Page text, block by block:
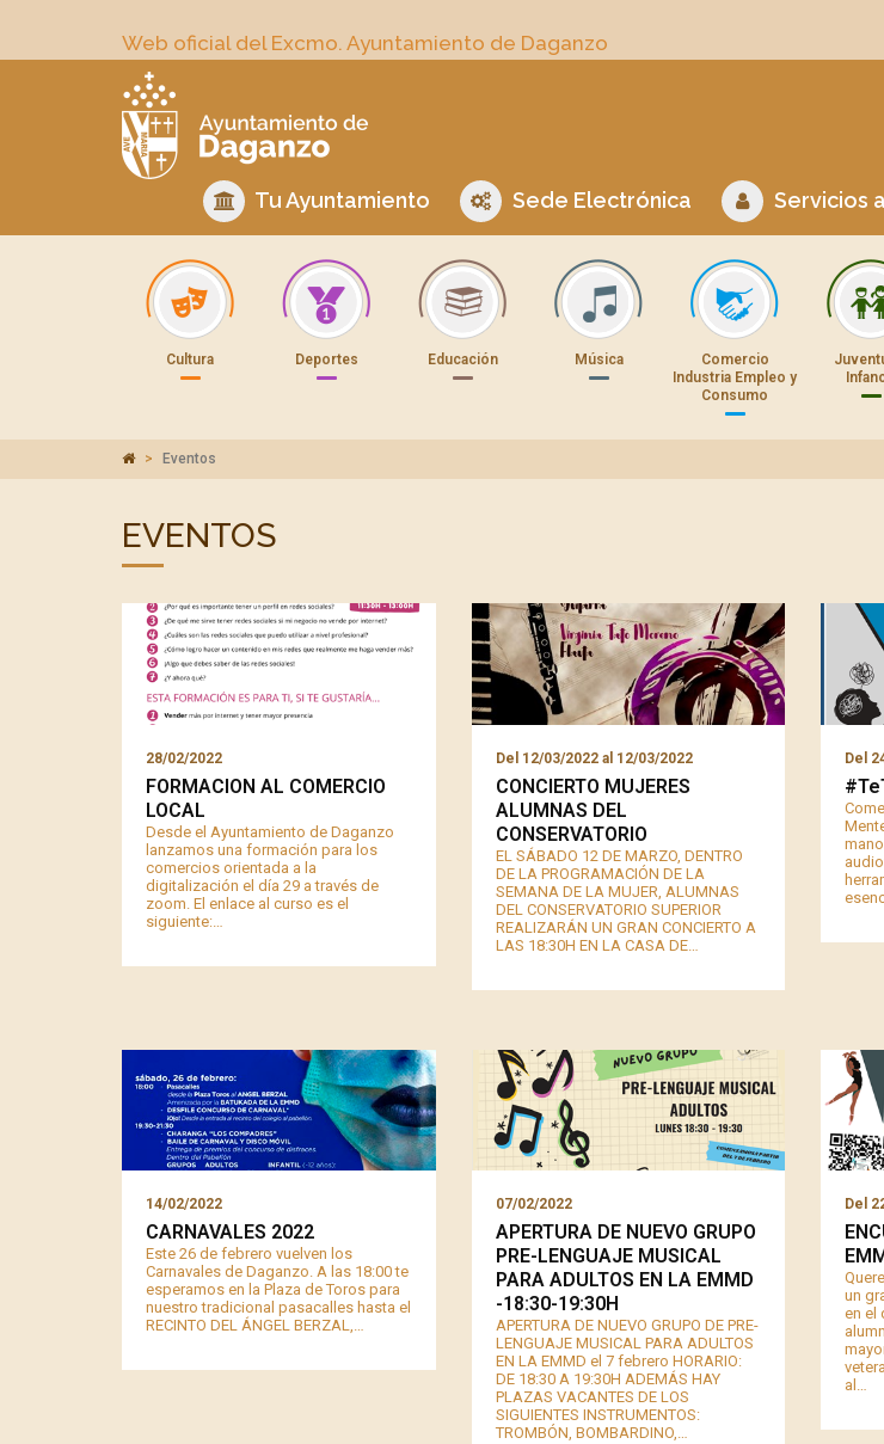
Web oficial del Excmo. Ayuntamiento de Daganzo
Tu Ayuntamiento Sede Electrónica Servicios
Cultura Deportes Educación Música
Comercio
Industria Empleo y
Consumo
Eventos
EVENTOS
28/02/2022
FORMACION AL COMERCIO
LOCAL
Desde el Ayuntamiento de Daganzo
lanzamos una formación para los
comercios orientada a la
digitalización el día 29 a través de
zoom. El enlace al curso es el
siguiente:…
Del 12/03/2022 al 12/03/2022
CONCIERTO MUJERES
ALUMNAS DEL
CONSERVATORIO
EL SÁBADO 12 DE MARZO, DENTRO
DE LA PROGRAMACIÓN DE LA
SEMANA DE LA MUJER, ALUMNAS
DEL CONSERVATORIO SUPERIOR
REALIZARÁN UN GRAN CONCIERTO A
LAS 18:30H EN LA CASA DE…
Del
14/02/2022
CARNAVALES 2022
Este 26 de febrero vuelven los
Carnavales de Daganzo. A las 18:00 te
esperamos en la Plaza de Toros para
nuestro tradicional pasacalles hasta el
RECINTO DEL ÁNGEL BERZAL,…
07/02/2022
APERTURA DE NUEVO GRUPO
PRE-LENGUAJE MUSICAL
PARA ADULTOS EN LA EMMD
-18:30-19:30H
APERTURA DE NUEVO GRUPO DE PRE-
LENGUAJE MUSICAL PARA ADULTOS
EN LA EMMD el 7 febrero HORARIO:
DE 18:30 A 19:30H ADEMÁS HAY
PLAZAS VACANTES DE LOS
SIGUIENTES INSTRUMENTOS:
TROMBÓN, BOMBARDINO,…
Del
un
en el
al…